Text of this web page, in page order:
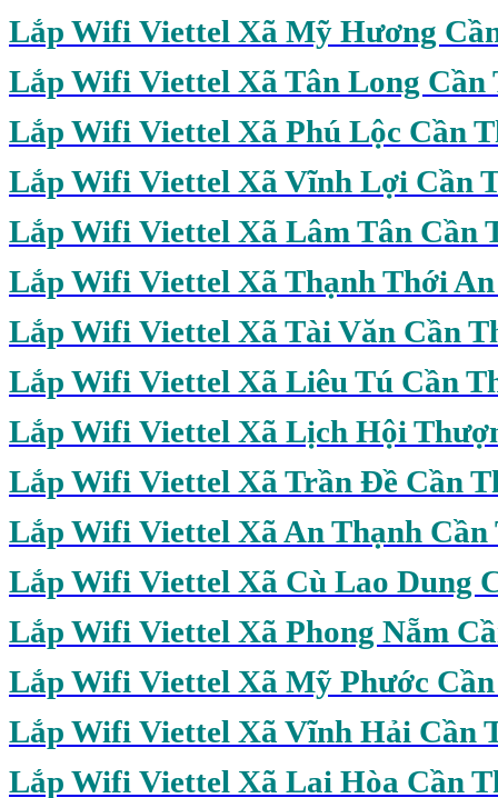
Lắp Wifi Viettel Xã Mỹ Hương
Lắp Wifi Viettel Xã Tân Long Cần
Lắp Wifi Viettel Xã Phú Lộc Cần
Lắp Wifi Viettel Xã Vĩnh Lợi Cần
Lắp Wifi Viettel Xã Lâm Tân Cần
Lắp Wifi Viettel Xã Thạnh Thới
Lắp Wifi Viettel Xã Tài Văn Cần
Lắp Wifi Viettel Xã Liêu Tú Cần
Lắp Wifi Viettel Xã Lịch Hội
Lắp Wifi Viettel Xã Trần Đề Cần
Lắp Wifi Viettel Xã An Thạnh Cần
Lắp Wifi Viettel Xã Cù Lao Dung
Lắp Wifi Viettel Xã Phong Nẵm
Lắp Wifi Viettel Xã Mỹ Phước
Lắp Wifi Viettel Xã Vĩnh Hải Cần
Lắp Wifi Viettel Xã Lai Hòa Cần